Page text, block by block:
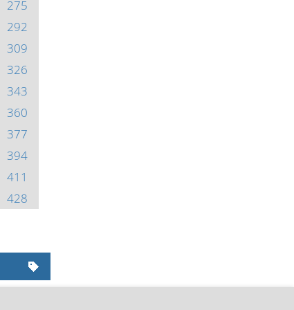
275
292
309
326
343
360
377
394
411
428